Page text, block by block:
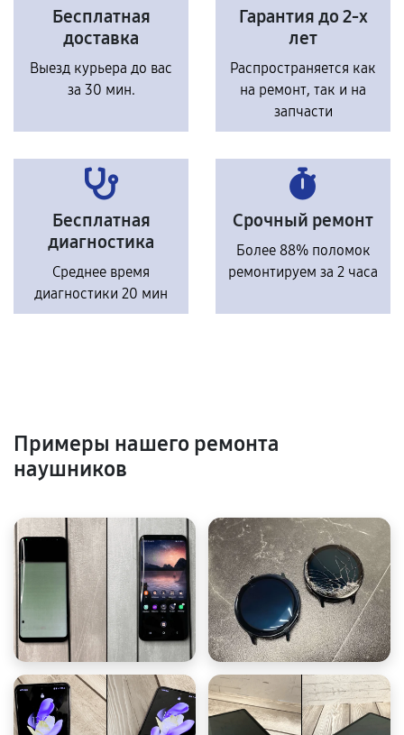
Бесплатная
доставка
Выезд курьера до вас
за 30 мин.
Гарантия до 2-х
лет
Распространяется как
на ремонт, так и на
запчасти
Бесплатная
диагностика
Среднее время
диагностики 20 мин
Срочный ремонт
Более 88% поломок
ремонтируем за 2 часа
Примеры нашего ремонта
наушников